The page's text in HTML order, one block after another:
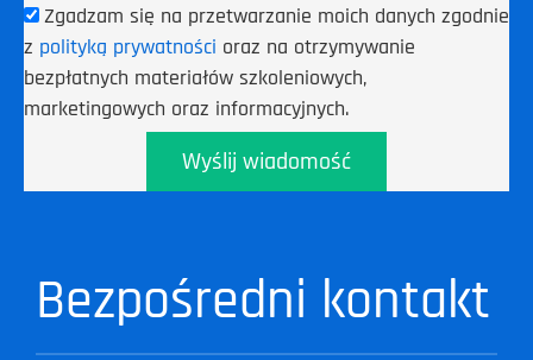
Zgadzam się na przetwarzanie moich danych zgodnie
z polityką prywatności oraz na otrzymywanie
bezpłatnych materiałów szkoleniowych,
marketingowych oraz informacyjnych.
Wyślij wiadomość
Bezpośredni kontakt